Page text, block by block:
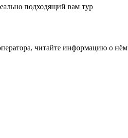
подходящий вам тур
читайте информацию о нём